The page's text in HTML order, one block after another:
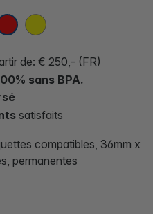
de: € 250,- (FR)
sans BPA.
satisfaits
compatibles, 36mm x
permanentes